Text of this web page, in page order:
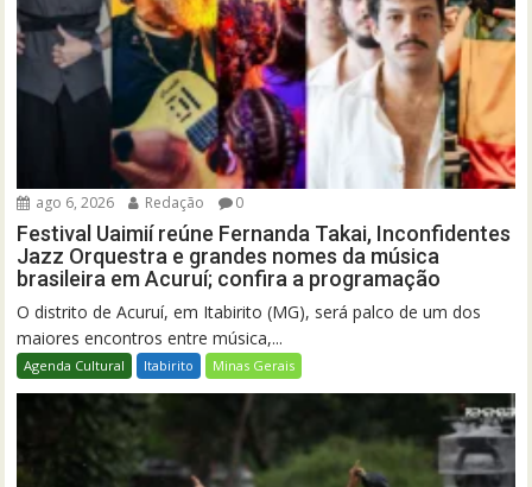
ago 6, 2026 Redação 0
Festival Uaimií reúne Fernanda Takai, Inconfidentes
Jazz Orquestra e grandes nomes da música
brasileira em Acuruí; confira a programação
O distrito de Acuruí, em Itabirito (MG), será palco de um dos
maiores encontros entre música,...
Agenda Cultural Itabirito Minas Gerais